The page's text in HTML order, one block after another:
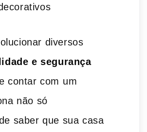
diversos
e segurança
contar com⁤ um
não só
saber que sua‍ casa